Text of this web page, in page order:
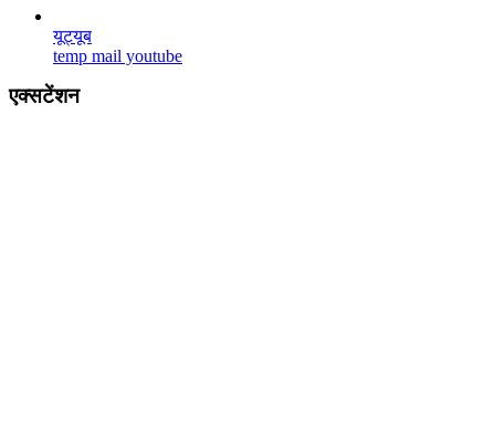
यूट्यूब
temp mail youtube
एक्सटेंशन